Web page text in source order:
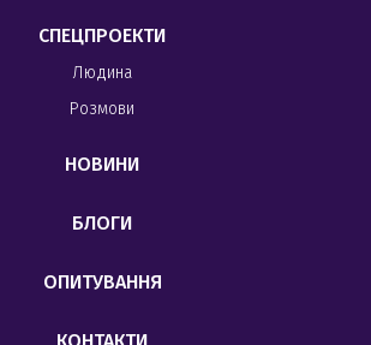
СПЕЦПРОЕКТИ
Людина
Розмови
НОВИНИ
БЛОГИ
ОПИТУВАННЯ